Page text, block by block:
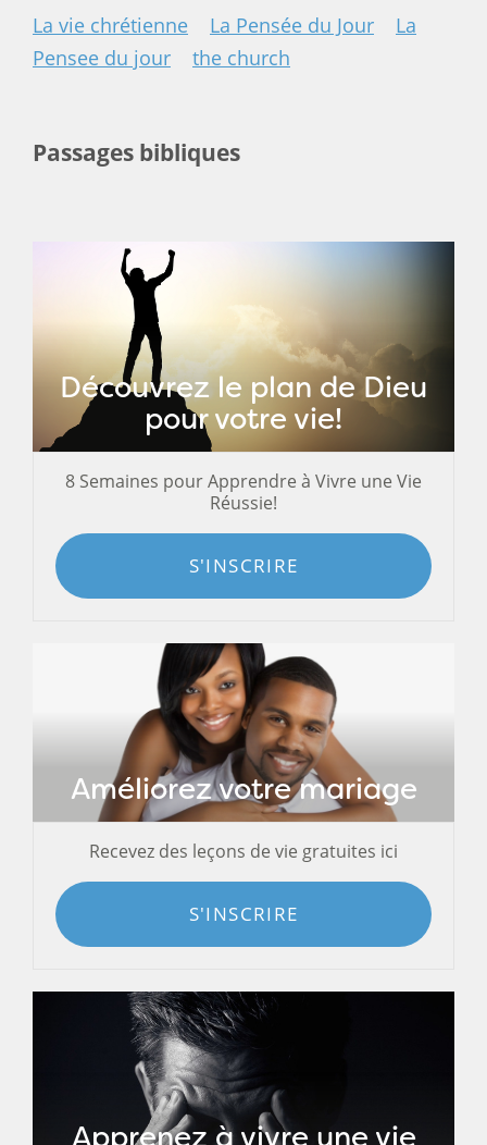
La vie chrétienne La Pensée du Jour
La
Pensee du jour
the church
Passages bibliques
Découvrez le plan de Dieu
pour votre vie!
8 Semaines pour Apprendre à Vivre une Vie
Réussie!
S'INSCRIRE
Améliorez votre mariage
Recevez des leçons de vie gratuites ici
S'INSCRIRE
Apprenez à vivre une vie